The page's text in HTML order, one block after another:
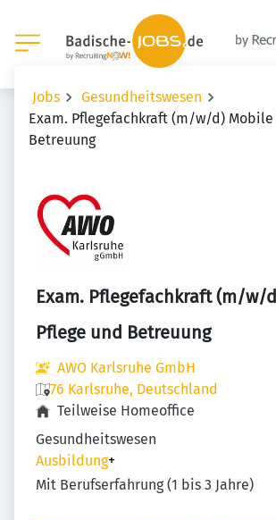
Jobs
Gesundheitswesen
Exam. Pflegefachkraft (m/w/d) Mobile
Betreuung
Exam. Pflegefachkraft (m/w/
Pflege und Betreuung
AWO Karlsruhe GmbH
76 Karlsruhe, Deutschland
Teilweise Homeoffice
Gesundheitswesen
Ausbildung+
Mit Berufserfahrung (1 bis 3 Jahre)